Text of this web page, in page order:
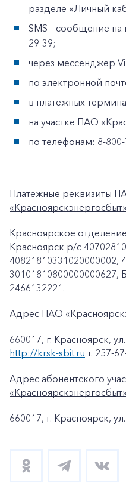
разделе «Личный
SMS – сообщение
29-39;
через мессенджер
по электронной
в платежных
на участке ПАО
по телефонам: 8-
Платежные реквизиты
Красноярское
Красноярск p/c
40821810331020000002,
2466132221.
Адрес ПАО
660017, г. Красноярск,
http://krsk-sbit.ru т. 257-
Адрес абонентского
660017, г. Красноярск,